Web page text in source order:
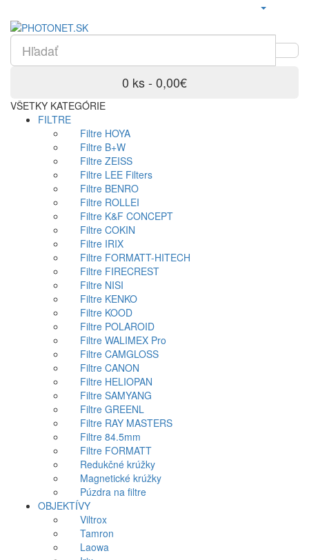
0 ks - 0,00€
VŠETKY KATEGÓRIE
FILTRE
Filtre HOYA
Filtre B+W
Filtre ZEISS
Filtre LEE Filters
Filtre BENRO
Filtre ROLLEI
Filtre K&F CONCEPT
Filtre COKIN
Filtre IRIX
Filtre FORMATT-HITECH
Filtre FIRECREST
Filtre NISI
Filtre KENKO
Filtre KOOD
Filtre POLAROID
Filtre WALIMEX Pro
Filtre CAMGLOSS
Filtre CANON
Filtre HELIOPAN
Filtre SAMYANG
Filtre GREENL
Filtre RAY MASTERS
Filtre 84.5mm
Filtre FORMATT
Redukčné krúžky
Magnetické krúžky
Púzdra na filtre
OBJEKTÍVY
Viltrox
Tamron
Laowa